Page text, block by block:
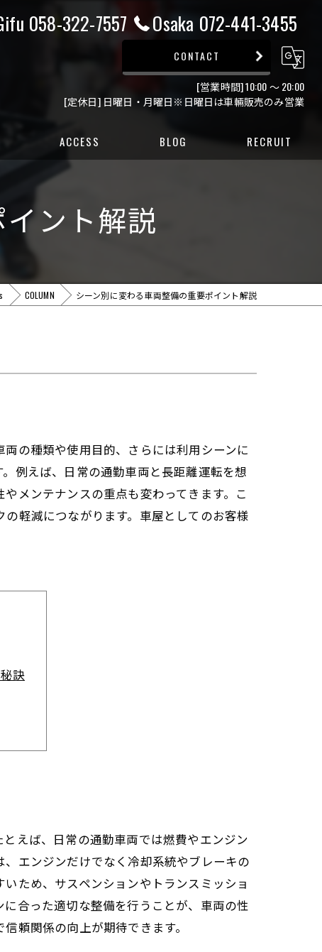
058-322-7557 Osaka 072-441-3455
CONTACT
[営業時間] 10:00 ～ 20:00
[定休日] 日曜日・月曜日※日曜日は車輛販売のみ営業
ACCESS BLOG RECRUIT
ント解説
COLUMN シーン別に変わる車両整備の重要ポイント解説
の種類や使用目的、さらには利用シーンに
例えば、日常の通勤車両と長距離運転を想
メンテナンスの重点も変わってきます。こ
軽減につながります。車屋としてのお客様
訣
？
訣
えば、日常の通勤車両では燃費やエンジン
エンジンだけでなく冷却系統やブレーキの
ため、サスペンションやトランスミッショ
合った適切な整備を行うことが、車両の性
頼関係の向上が期待できます。